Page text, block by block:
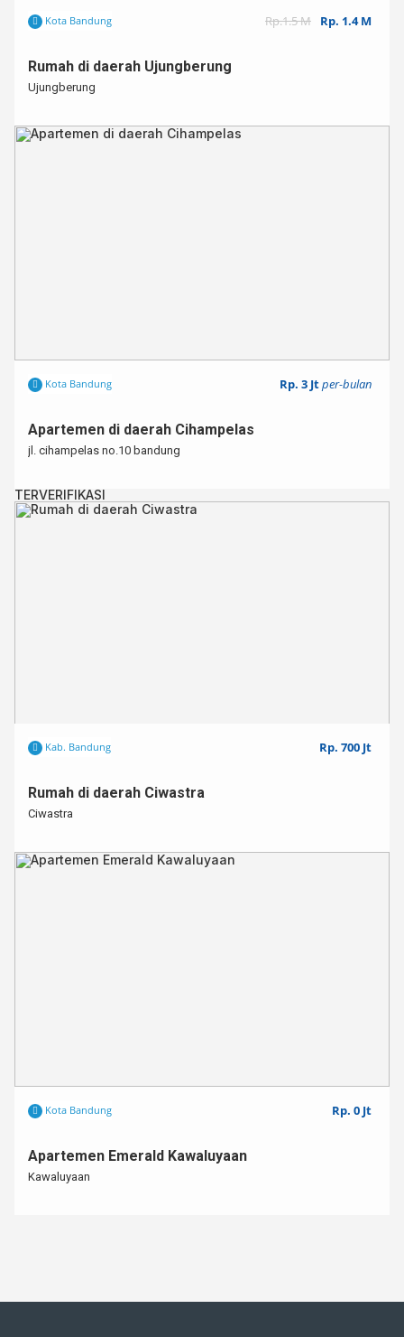
Kota Bandung Rp.1.5 M Rp. 1.4 M
Rumah di daerah Ujungberung
Ujungberung
Kota Bandung Rp. 3 Jtper-bulan
Apartemen di daerah Cihampelas
jl. cihampelas no.10 bandung
TERVERIFIKASI
Kab. Bandung Rp. 700 Jt
Rumah di daerah Ciwastra
Ciwastra
Kota Bandung Rp. 0 Jt
Apartemen Emerald Kawaluyaan
Kawaluyaan